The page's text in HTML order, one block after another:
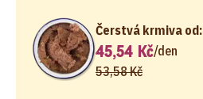
Čerstvá krmiva od:
45,54 Kč/den
53,58 Kč